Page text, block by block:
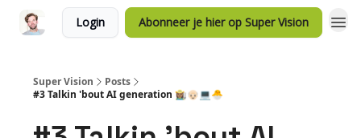
Login Abonneer je hier op Super Vision
Super Vision
Posts
#3 Talkin 'bout AI generation 👩🏽‍🌾👴🏻💻🐣